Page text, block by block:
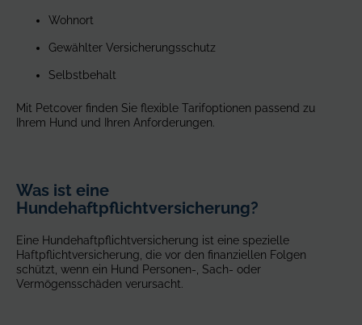
Wohnort
Gewählter Versicherungsschutz
Selbstbehalt
Mit Petcover finden Sie flexible Tarifoptionen passend zu
Ihrem Hund und Ihren Anforderungen.
Was ist eine
Hundehaftpflichtversicherung?
Eine Hundehaftpflichtversicherung ist eine spezielle
Haftpflichtversicherung, die vor den finanziellen Folgen
schützt, wenn ein Hund Personen-, Sach- oder
Vermögensschäden verursacht.